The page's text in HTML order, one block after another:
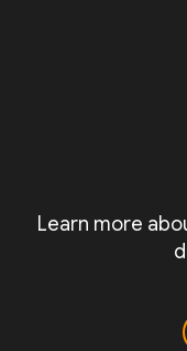
Learn more